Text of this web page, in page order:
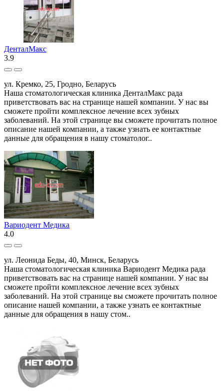
ДенталМакс
3.9
ул. Кремко, 25, Гродно, Беларусь
Наша стоматологическая клиника ДенталМакс рада
приветствовать вас на странице нашей компании. У нас вы
сможете пройти комплексное лечение всех зубных
заболеваний. На этой странице вы сможете прочитать полное
описание нашей компании, а также узнать ее контактные
данные для обращения в нашу стоматолог..
Вариодент Медика
4.0
ул. Леонида Беды, 40, Минск, Беларусь
Наша стоматологическая клиника Вариодент Медика рада
приветствовать вас на странице нашей компании. У нас вы
сможете пройти комплексное лечение всех зубных
заболеваний. На этой странице вы сможете прочитать полное
описание нашей компании, а также узнать ее контактные
данные для обращения в нашу стом..